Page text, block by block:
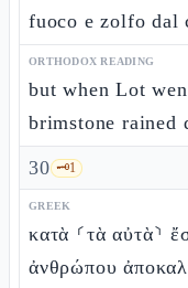
fuoco e zolfo dal
ORTHODOX READING
but when Lot
brimstone rained
30 🗝️1
GREEK
κατὰ ⸂τὰ αὐτὰ⸃
ἀνθρώπου